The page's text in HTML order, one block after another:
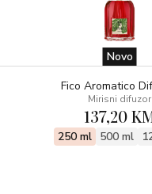
Novo
Fico Aromatico
Mirisni difuzor
137,20
250 ml 500 ml